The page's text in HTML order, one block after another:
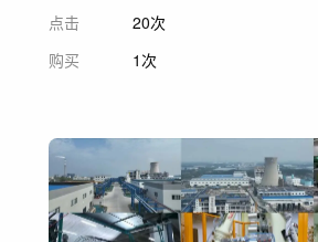
点击
20次
购买
1次